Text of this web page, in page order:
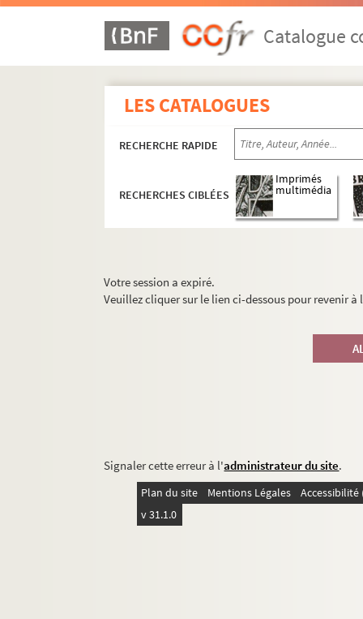
Catalogue
LES CATALOGUES
RECHERCHE RAPIDE
RECHERCHES CIBLÉES
Imprimés
multimédia
Votre session a expiré.
Veuillez cliquer sur le lien ci-dessous pour revenir
Signaler cette erreur à l'administrateur du site.
Plan du site Mentions Légales
v 31.1.0